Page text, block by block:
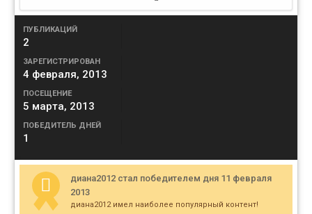
ПУБЛИКАЦИЙ
2
ЗАРЕГИСТРИРОВАН
4 февраля, 2013
ПОСЕЩЕНИЕ
5 марта, 2013
ПОБЕДИТЕЛЬ ДНЕЙ
1
диана2012 стал победителем дня 11 февраля
2013
диана2012 имел наиболее популярный контент!